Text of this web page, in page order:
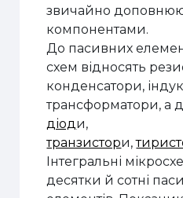
звичайно
компонентами.
До пасивних
схем відносять
конденсатори,
трансформатори, а
діод и,
транзистори,
Інтегральні
десятки й сотні